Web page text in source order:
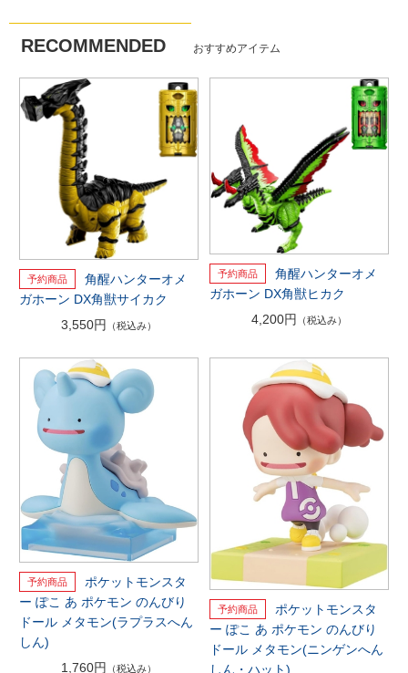
RECOMMENDED おすすめアイテム
角醒ハンターオメ
ガホーン DX角獣サイカク
3,550円
（税込み）
角醒ハンターオメ
ガホーン DX角獣ヒカク
4,200円
（税込み）
ポケットモンスタ
ー ぽこ あ ポケモン のんびり
ドール メタモン(ラプラスへん
しん)
1,760円 （税込み）
ポケットモンスタ
ー ぽこ あ ポケモン のんびり
ドール メタモン(ニンゲンへん
しん・ハット)